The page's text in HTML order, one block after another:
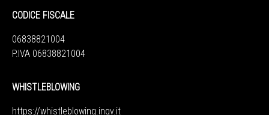
CODICE FISCALE
06838821004
P.IVA 06838821004
WHISTLEBLOWING
https://whistleblowing.ingv.it